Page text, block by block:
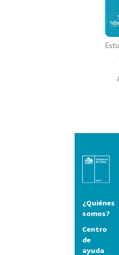
¿Quiénes
somos?
Centro
de
ayuda